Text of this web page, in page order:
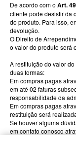
De acordo com o Art.
cliente pode desistir da
do produto. Para isso,
devolução.
O Direito de
o valor do produto será
A restituição do valor
duas formas:
Em compras pagas
em até 02 faturas
responsabilidade da
Em compras pagas
restituição será
Se houver alguma
em contato conosco